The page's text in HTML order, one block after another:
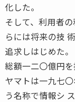
化した。
そして、利用者
らには将来の技
追求しはじめた。
総額一二〇億
ヤマトは一九七
う名称で情報シ